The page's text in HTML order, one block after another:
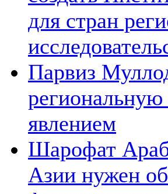
для стран
Парвиз
явлением
Шарофат
Азии нужен